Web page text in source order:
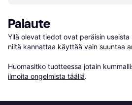
Palaute
Yllä olevat tiedot ovat peräisin useista
niitä kannattaa käyttää vain suuntaa
Huomasitko tuotteessa jotain
ilmoita ongelmista täällä.